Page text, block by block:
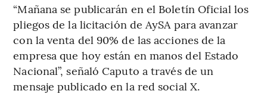
“Mañana se publicarán en el Boletín Oficial los
pliegos de la licitación de AySA para avanzar
con la venta del 90% de las acciones de la
empresa que hoy están en manos del Estado
Nacional”, señaló Caputo a través de un
mensaje publicado en la red social X.